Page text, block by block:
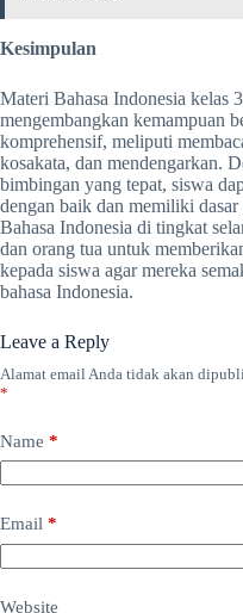
Kesimpulan
Materi Bahasa Indonesia kelas
mengembangkan kemampuan
komprehensif, meliputi
kosakata, dan mendengarkan.
bimbingan yang tepat, siswa
dengan baik dan memiliki
Bahasa Indonesia di tingkat
dan orang tua untuk
kepada siswa agar mereka
bahasa Indonesia.
Leave a Reply
Alamat email Anda tidak akan
*
Name *
Email *
Website